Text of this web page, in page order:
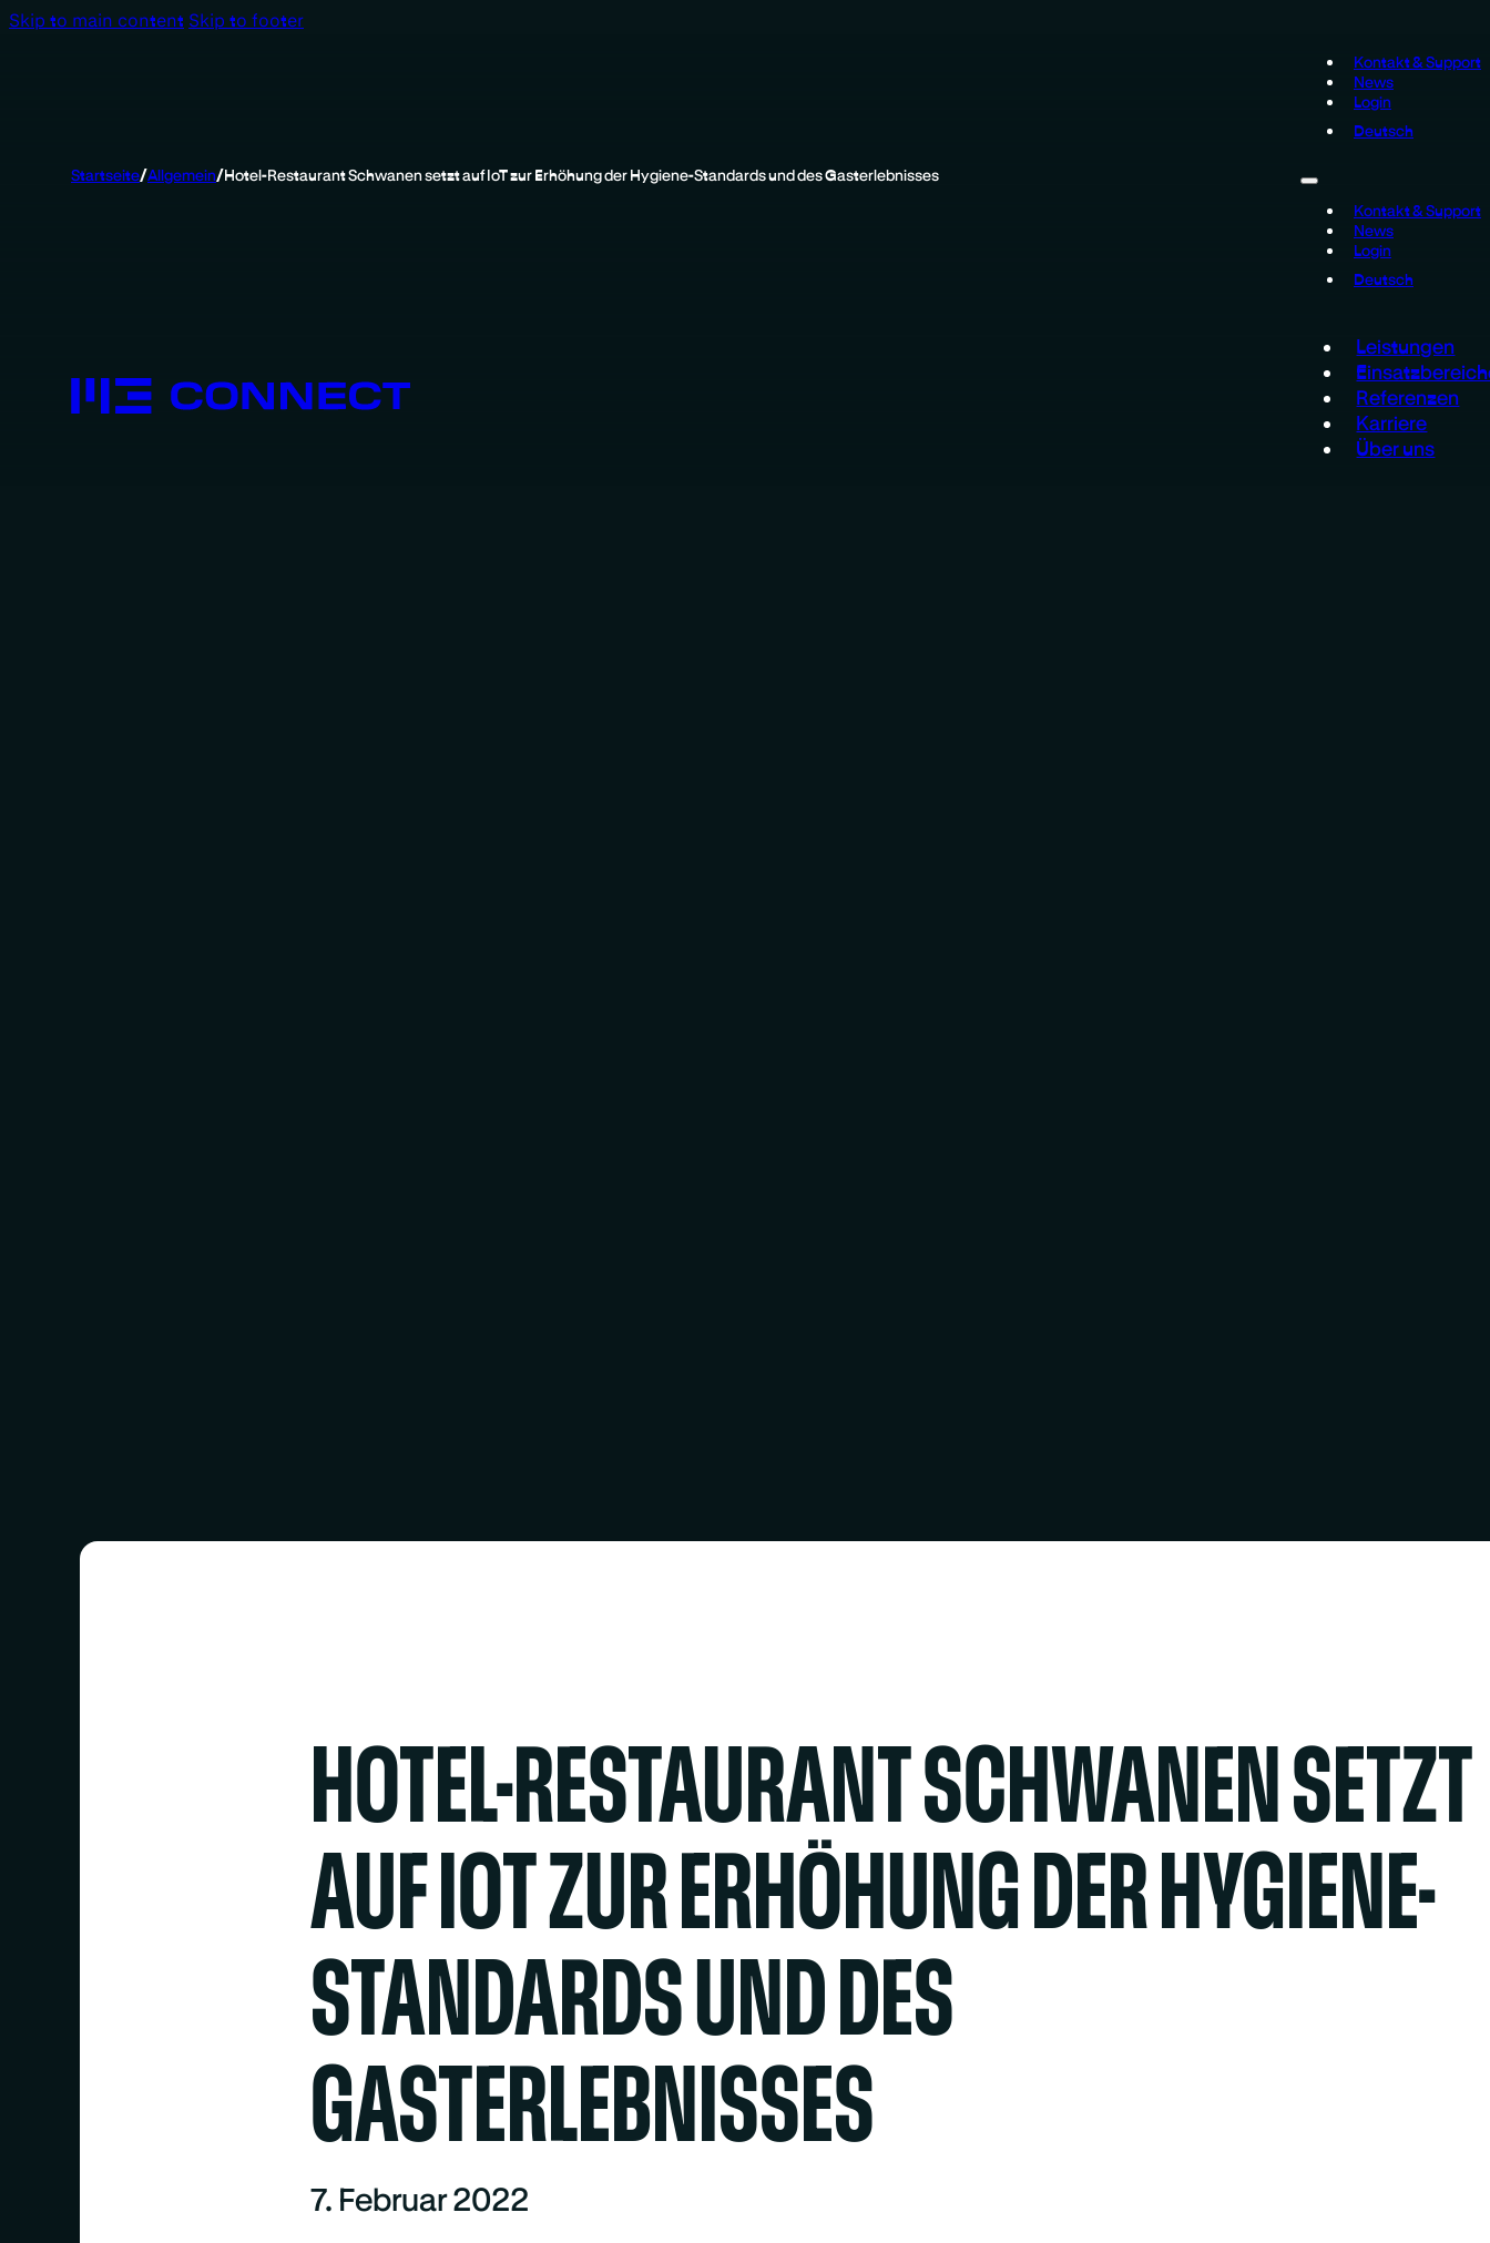
Skip to main content Skip to footer
Startseite/Allgemein/Hotel-Restaurant Schwanen setzt auf IoT zur Erhöhung der Hygiene-Standards und des Gasterlebnisses
Kontakt & Support
News
Login
Deutsch
Kontakt & Support
News
Login
Deutsch
Leistungen
Referenzen
Karriere
Über uns
HOTEL-RESTAURANT SCHWANEN SETZT
AUF IOT ZUR ERHÖHUNG DER HYGIENE-
STANDARDS UND DES
GASTERLEBNISSES
7. Februar 2022